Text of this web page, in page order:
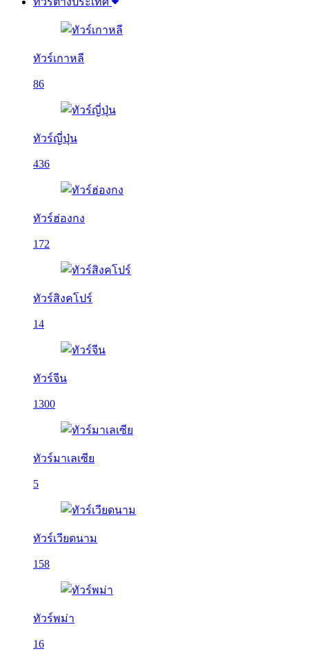
ทัวร์เกาหลี
86
ทัวร์ญี่ปุ่น
436
ทัวร์ฮ่องกง
172
ทัวร์สิงคโปร์
14
ทัวร์จีน
1300
ทัวร์มาเลเซีย
5
ทัวร์เวียดนาม
158
ทัวร์พม่า
16